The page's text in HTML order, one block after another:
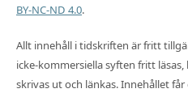
BY-NC-ND 4.0.
Allt innehåll i tidskriften är fritt
icke-kommersiella syften fritt läsas,
skrivas ut och länkas. Innehållet